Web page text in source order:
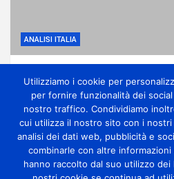
ANALISI ITALIA
qualche temporale di
1 giorno ago miometeo
Utilizziamo i cookie per
per fornire funzionalità dei
nostro traffico. Condividiamo
cui utilizza il nostro sito con i
analisi dei dati web, pubblicità e
combinarle con altre
hanno raccolto dal suo utilizzo